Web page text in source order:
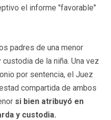
el informe "favorable"
padres de una menor
de la niña. Una vez
por sentencia, el Juez
compartida de ambos
si bien atribuyó en
y custodia.